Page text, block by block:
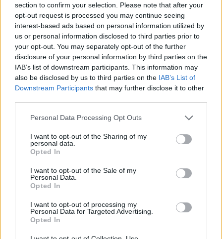
section to confirm your selection. Please note that after your
opt-out request is processed you may continue seeing
interest-based ads based on personal information utilized by
us or personal information disclosed to third parties prior to
your opt-out. You may separately opt-out of the further
disclosure of your personal information by third parties on the
IAB’s list of downstream participants. This information may
also be disclosed by us to third parties on the IAB’s List of
Downstream Participants that may further disclose it to other
Please note that this website/app uses one or more Google
not limited to your visit or usage behaviour. You may click to
grant or deny consent to Google and its third-party tags to
use your data for below specified purposes in below Google
consent section.
Personal Data Processing Opt Outs
I want to opt-out of the Sharing of my
personal data.
Opted In
I want to opt-out of the Sale of my
Personal Data.
Opted In
I want to opt-out of processing my
Personal Data for Targeted Advertising.
Opted In
A fordulat a végén igazi gyomros: Parker továbbra is hős
akar maradni, még akkor is, ha épp azokat kell
megmentenie, akik ellene fordultak. A zárójelenet pedig
megmutatja, hogy a mutáns vírus nemcsak az
ez az a pont, ahol a Radioaktív Pókember története
nemcsak fizikai, hanem erkölcsi csatatérré válik.
Joe Kelly írása méltó folytatása az Amazing Spider-Man
világának, mégis új, tragikus mélységet ad a karakternek.
hanem egy megtört szörnyeteg, aki minden erejével
kapaszkodik abba az egyetlen dologba, ami még
emberivé teszi: a felelősségbe. Hiszen tudjátok, a nagy